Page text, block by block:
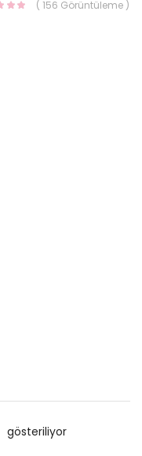
( 156 Görüntüleme )
gösteriliyor